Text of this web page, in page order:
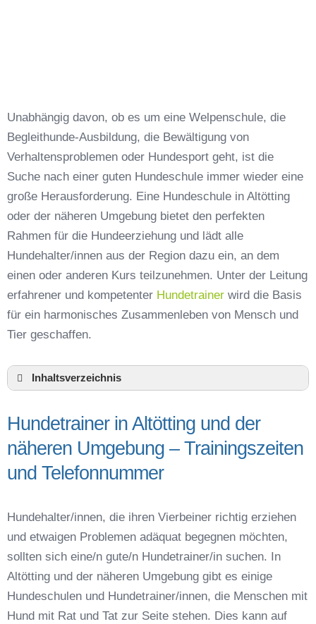
Unabhängig davon, ob es um eine Welpenschule, die
Begleithunde-Ausbildung, die Bewältigung von
Verhaltensproblemen oder Hundesport geht, ist die
Suche nach einer guten Hundeschule immer wieder eine
große Herausforderung. Eine Hundeschule in Altötting
oder der näheren Umgebung bietet den perfekten
Rahmen für die Hundeerziehung und lädt alle
Hundehalter/innen aus der Region dazu ein, an dem
einen oder anderen Kurs teilzunehmen. Unter der Leitung
erfahrener und kompetenter Hundetrainer wird die Basis
für ein harmonisches Zusammenleben von Mensch und
Tier geschaffen.
Inhaltsverzeichnis
Hundetrainer in Altötting und der näheren
Umgebung – Trainingszeiten und
Telefonnummer
Das macht einen guten Hundetrainer aus
Hundetrainer Ausbildung in Altötting oder online
Hundezubehör für das Training und
Hundespielzeug zur Beschäftigung
Preisvergleich der Hundeschulen in Altötting
Hundeschulen vs. Hundesportvereine in
Altötting
Hundetrainer in Altötting und der
näheren Umgebung – Trainingszeiten
und Telefonnummer
Hundehalter/innen, die ihren Vierbeiner richtig erziehen
und etwaigen Problemen adäquat begegnen möchten,
sollten sich eine/n gute/n Hundetrainer/in suchen. In
Altötting und der näheren Umgebung gibt es einige
Hundeschulen und Hundetrainer/innen, die Menschen mit
Hund mit Rat und Tat zur Seite stehen. Dies kann auf